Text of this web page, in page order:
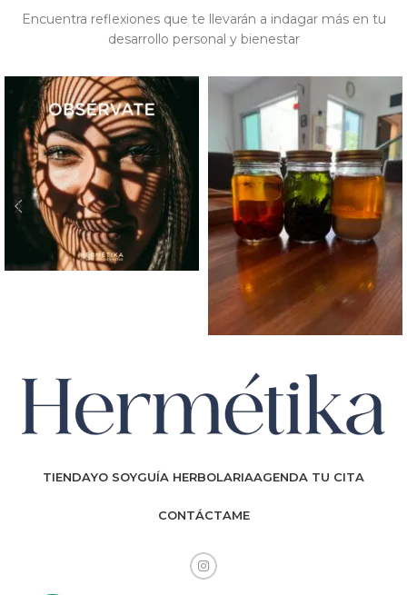
Encuentra reflexiones que te llevarán a indagar más en tu
desarrollo personal y bienestar
TIENDAYO SOYGUÍA HERBOLARIAAGENDA TU CITA
CONTÁCTAME